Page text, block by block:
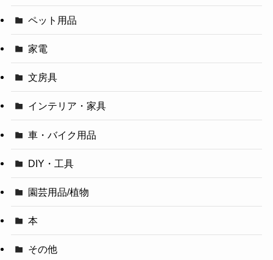
ペット用品
家電
文房具
インテリア・家具
車・バイク用品
DIY・工具
園芸用品/植物
本
その他